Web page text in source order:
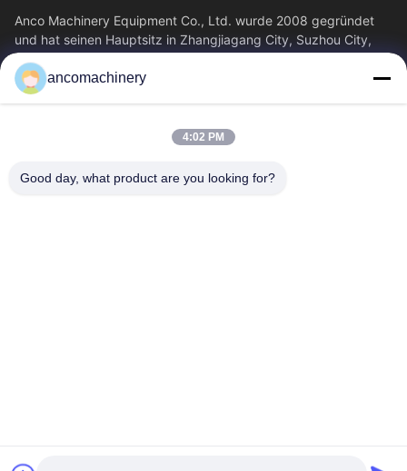
Anco Machinery Equipment Co., Ltd. wurde 2008 gegründet
und hat seinen Hauptsitz in Zhangjiagang City, Suzhou City,
Provinz Jiangsu. Es ist ein...
Schnelllinks
Über Uns
Fabrik Tour
Qualitätskontrolle
ancomachinery
4:02 PM
Good day, what product are you looking for?